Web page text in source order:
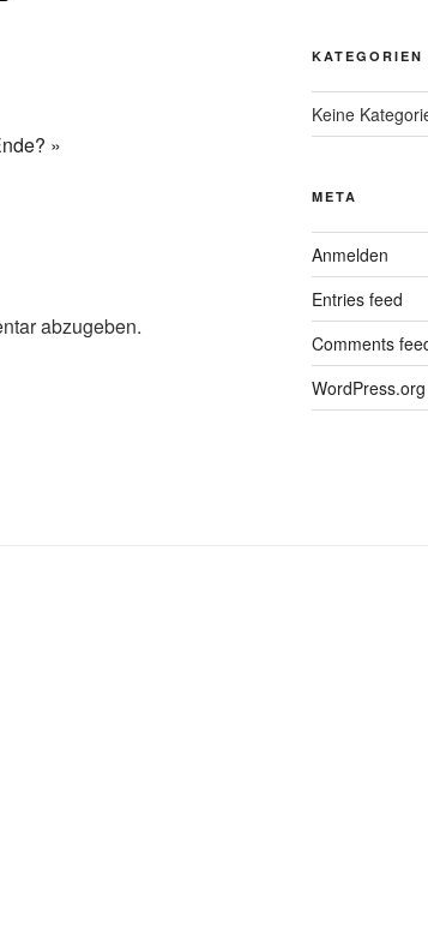
»
abzugeben.
KATEGORIEN
Keine
META
Anmelden
Entries feed
Comments
WordPress.org